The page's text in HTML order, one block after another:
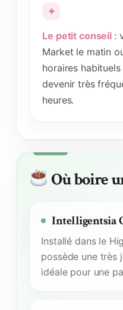
Le petit conseil :
Market le matin
horaires
devenir très
heures.
Où boire
Intelligentsia
Installé dans le
possède une très
idéale pour une